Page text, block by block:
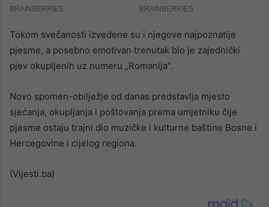
Tokom svečanosti izvedene su i njegove najpoznatije
pjesme, a posebno emotivan trenutak bio je zajednički
pjev okupljenih uz numeru „Romanija”.
Novo spomen-obilježje od danas predstavlja mjesto
sjećanja, okupljanja i poštovanja prema umjetniku čije
pjesme ostaju trajni dio muzičke i kulturne baštine Bosne i
Hercegovine i cijelog regiona.
(Vijesti.ba)